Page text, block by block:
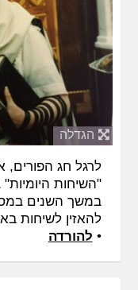
הגדלה
לרגל חג הפורים,
"השיחות
במשך השנים
• להורדה